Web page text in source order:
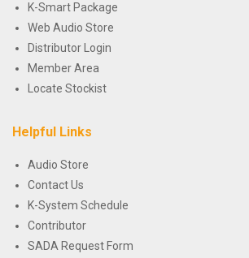
K-Smart Package
Web Audio Store
Distributor Login
Member Area
Locate Stockist
Helpful Links
Audio Store
Contact Us
K-System Schedule
Contributor
SADA Request Form